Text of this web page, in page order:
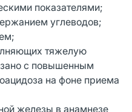
показателями;
углеводов;
тяжелую
с повышенным
на фоне приема
железы в анамнезе